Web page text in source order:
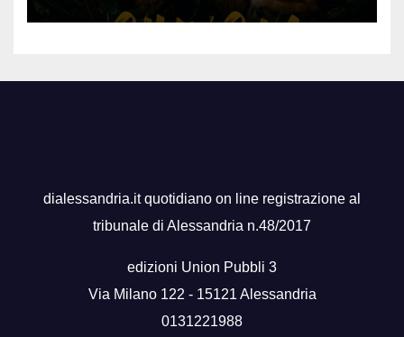
dialessandria.it quotidiano on line registrazione al
tribunale di Alessandria n.48/2017
edizioni Union Pubbli 3
Via Milano 122 - 15121 Alessandria
0131221988